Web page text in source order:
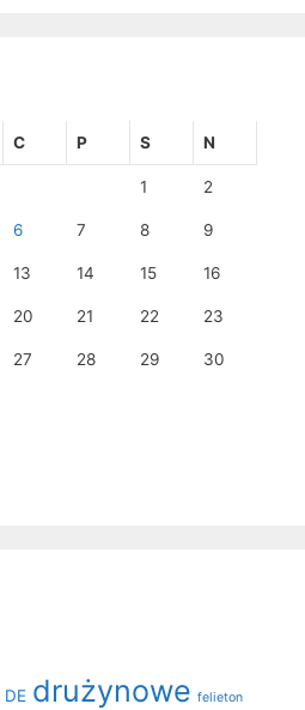
C P S N
1 2
6 7 8 9
13 14 15 16
20 21 22 23
27 28 29 30
DE drużynowe felieton